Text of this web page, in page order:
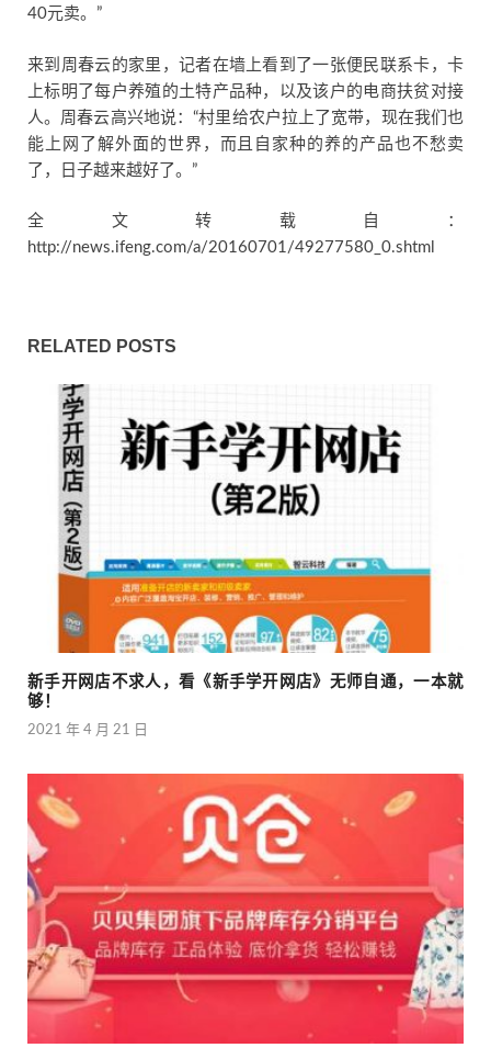
40元卖。”
来到周春云的家里，记者在墙上看到了一张便民联系卡，卡
上标明了每户养殖的土特产品种，以及该户的电商扶贫对接
人。周春云高兴地说：“村里给农户拉上了宽带，现在我们也
能上网了解外面的世界，而且自家种的养的产品也不愁卖
了，日子越来越好了。”
全文转载自：
http://news.ifeng.com/a/20160701/49277580_0.shtml
RELATED POSTS
新手开网店不求人，看《新手学开网店》无师自通，一本就
够！
2021 年 4 月 21 日